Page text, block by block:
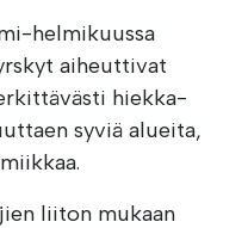
helmikuussa
aiheuttivat
hiekka-
syviä alueita,
liiton mukaan